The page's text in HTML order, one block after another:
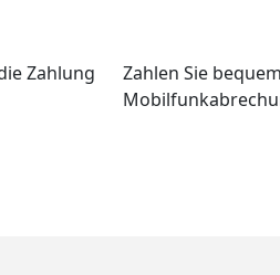
Zahlung
Zahlen Sie